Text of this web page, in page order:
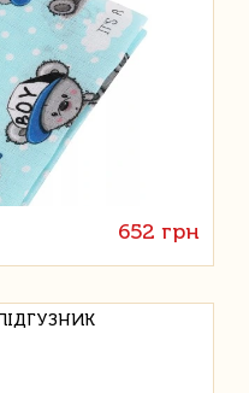
652 грн